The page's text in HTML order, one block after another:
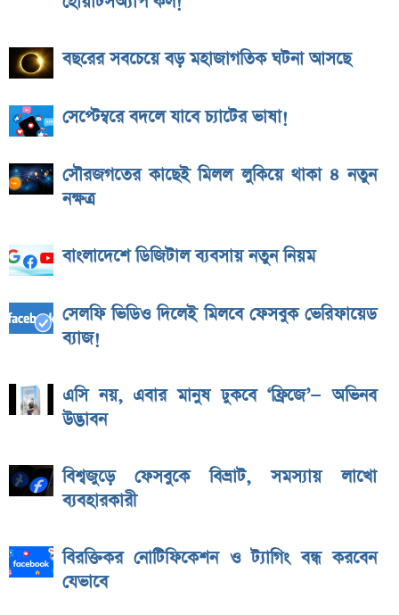
বছরের সবচেয়ে বড় মহাজাগতিক ঘটনা আসছে
সেপ্টেম্বরে বদলে যাবে চ্যাটের ভাষা!
সৌরজগতের কাছেই মিলল লুকিয়ে থাকা ৪ নতুন
নক্ষত্র
বাংলাদেশে ডিজিটাল ব্যবসায় নতুন নিয়ম
সেলফি ভিডিও দিলেই মিলবে ফেসবুক ভেরিফায়েড
ব্যাজ!
এসি নয়, এবার মানুষ ঢুকবে ‘ফ্রিজে’— অভিনব
উদ্ভাবন
বিশ্বজুড়ে ফেসবুকে বিভ্রাট, সমস্যায় লাখো
ব্যবহারকারী
বিরক্তিকর নোটিফিকেশন ও ট্যাগিং বন্ধ করবেন
যেভাবে